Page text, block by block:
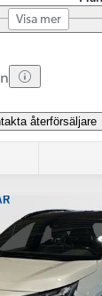
Visa mer
återförsäljare